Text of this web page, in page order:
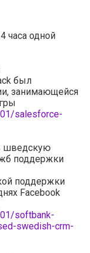
часа одной
был
занимающейся
salesforce-
шведскую
поддержки
поддержки
Facebook
softbank-
swedish-crm-